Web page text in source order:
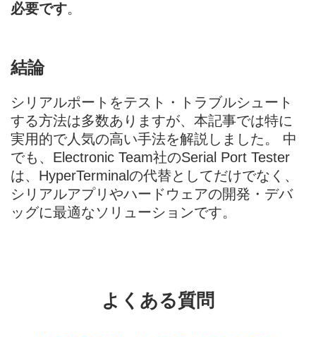
必要です。
結論
シリアルポートをテスト・トラブルシュート
する方法は多数ありますが、本記事では特に
実用的で人気の高い手法を解説しました。 中
でも、Electronic Team社のSerial Port Tester
は、HyperTerminalの代替としてだけでなく、
シリアルアプリやハードウェアの開発・デバ
ッグに最適なソリューションです。
よくある質問